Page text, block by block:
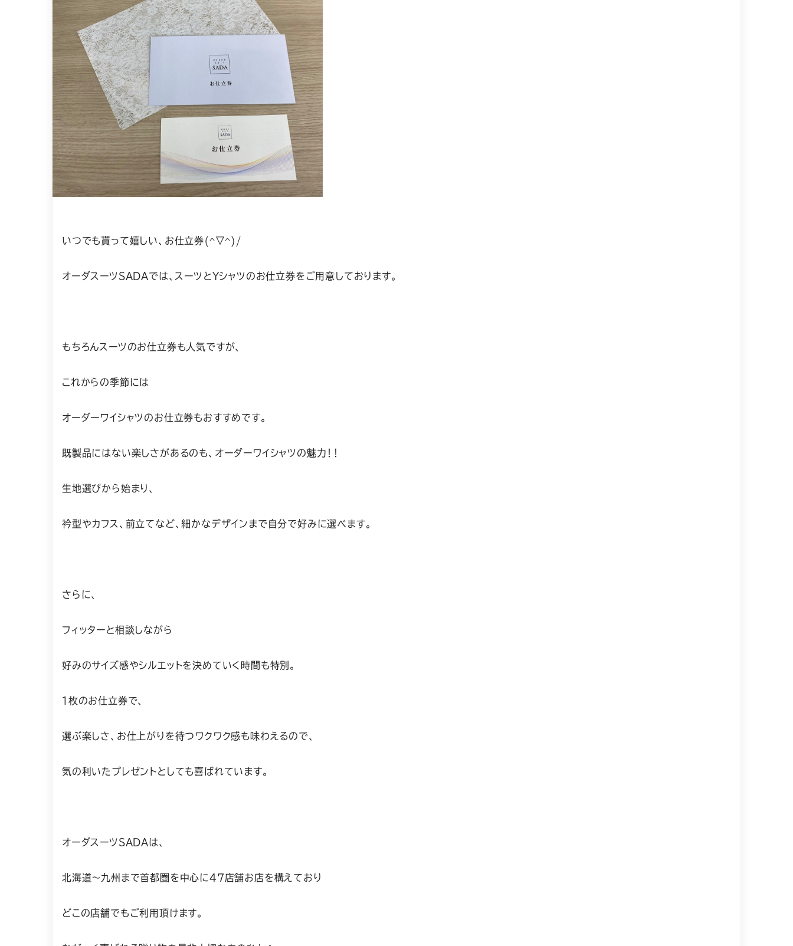
いつでも貰って嬉しい、お仕立券(^▽^)/
オーダスーツSADAでは、スーツとYシャツのお仕立券をご用意しております。
もちろんスーツのお仕立券も人気ですが、
これからの季節には
オーダーワイシャツのお仕立券もおすすめです。
既製品にはない楽しさがあるのも、オーダーワイシャツの魅力！！
生地選びから始まり、
衿型やカフス、前立てなど、細かなデザインまで自分で好みに選べます。
さらに、
フィッターと相談しながら
好みのサイズ感やシルエットを決めていく時間も特別。
１枚のお仕立券で、
選ぶ楽しさ、お仕上がりを待つワクワク感も味わえるので、
気の利いたプレゼントとしても喜ばれています。
オーダスーツSADAは、
北海道～九州まで首都圏を中心に47店舗お店を構えており
どこの店舗でもご利用頂けます。